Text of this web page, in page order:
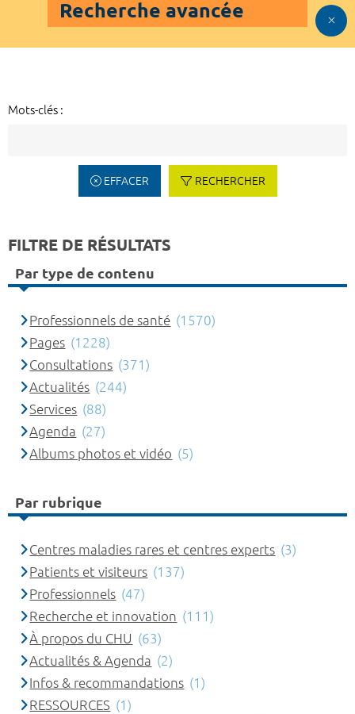
Recherche avancée
Mots-clés :
EFFACER RECHERCHER
FILTRE DE RÉSULTATS
Par type de contenu
Professionnels de santé (1570)
Pages (1228)
Consultations (371)
Actualités (244)
Services (88)
Agenda (27)
Albums photos et vidéo (5)
Par rubrique
Centres maladies rares et centres experts (3)
Patients et visiteurs (137)
Professionnels (47)
Recherche et innovation (111)
À propos du CHU (63)
Actualités & Agenda (2)
Infos & recommandations (1)
RESSOURCES (1)